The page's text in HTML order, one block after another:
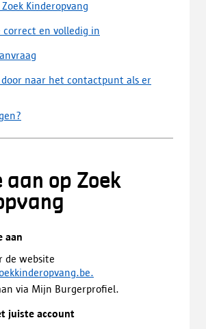
Kinderopvang
en volledig in
door naar het contactpunt als er
aan op Zoek
aan
de website
via Mijn Burgerprofiel.
juiste account